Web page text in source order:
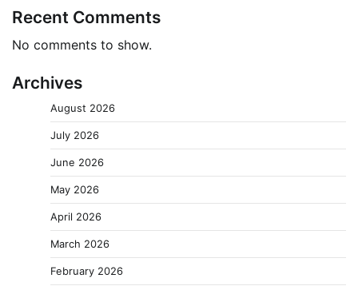
Recent Comments
No comments to show.
Archives
August 2026
July 2026
June 2026
May 2026
April 2026
March 2026
February 2026